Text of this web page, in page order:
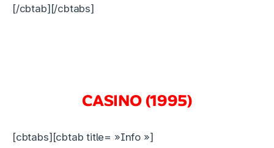
[/cbtab][/cbtabs]
CASINO (1995)
[cbtabs][cbtab title= »Info »]